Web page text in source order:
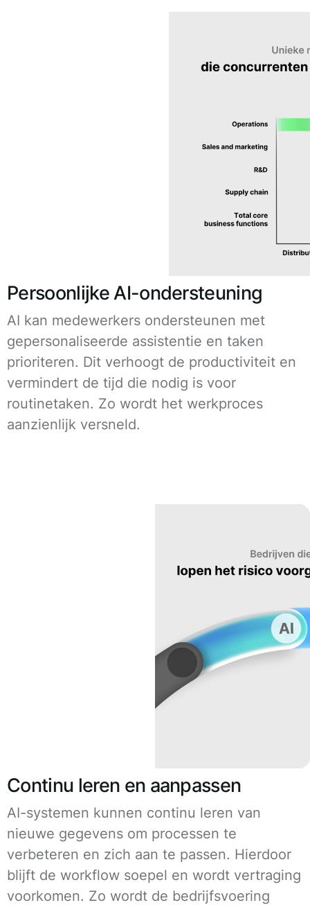
Persoonlijke AI-ondersteuning
AI kan medewerkers ondersteunen met
gepersonaliseerde assistentie en taken
prioriteren. Dit verhoogt de productiviteit en
vermindert de tijd die nodig is voor
routinetaken. Zo wordt het werkproces
aanzienlijk versneld.
Continu leren en aanpassen
AI-systemen kunnen continu leren van
nieuwe gegevens om processen te
verbeteren en zich aan te passen. Hierdoor
blijft de workflow soepel en wordt vertraging
voorkomen. Zo wordt de bedrijfsvoering